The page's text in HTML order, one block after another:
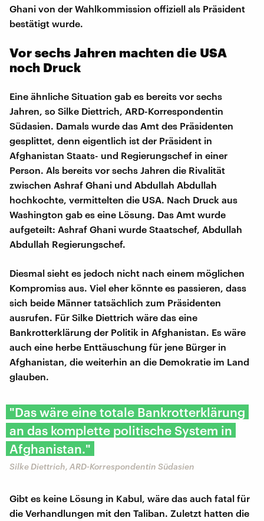
Ghani von der Wahlkommission offiziell als Präsident
bestätigt wurde.
Vor sechs Jahren machten die USA
noch Druck
Eine ähnliche Situation gab es bereits vor sechs
Jahren, so Silke Diettrich, ARD-Korrespondentin
Südasien. Damals wurde das Amt des Präsidenten
gesplittet, denn eigentlich ist der Präsident in
Afghanistan Staats- und Regierungschef in einer
Person. Als bereits vor sechs Jahren die Rivalität
zwischen Ashraf Ghani und Abdullah Abdullah
hochkochte, vermittelten die USA. Nach Druck aus
Washington gab es eine Lösung. Das Amt wurde
aufgeteilt: Ashraf Ghani wurde Staatschef, Abdullah
Abdullah Regierungschef.
Diesmal sieht es jedoch nicht nach einem möglichen
Kompromiss aus. Viel eher könnte es passieren, dass
sich beide Männer tatsächlich zum Präsidenten
ausrufen. Für Silke Diettrich wäre das eine
Bankrotterklärung der Politik in Afghanistan. Es wäre
auch eine herbe Enttäuschung für jene Bürger in
Afghanistan, die weiterhin an die Demokratie im Land
glauben.
"Das wäre eine totale Bankrotterklärung
an das komplette politische System in
Afghanistan."
Silke Diettrich, ARD-Korrespondentin Südasien
Gibt es keine Lösung in Kabul, wäre das auch fatal für
die Verhandlungen mit den Taliban. Zuletzt hatten die